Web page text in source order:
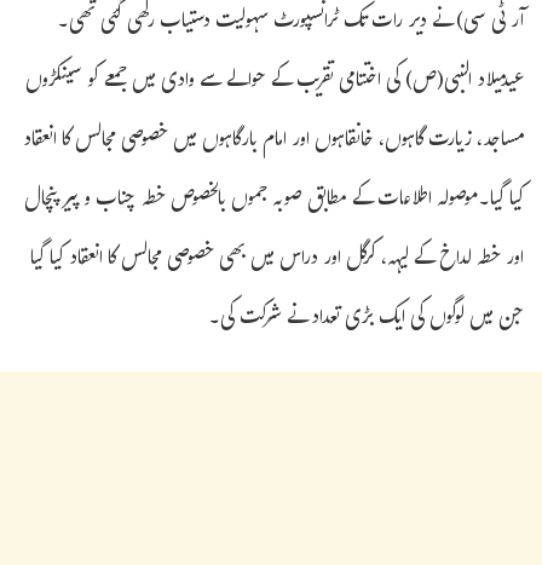
آر ٹی سی) نے دیر رات تک ٹرانسپورٹ سہولیت دستیاب رکھی گئی تھی۔
عیدمیلاد النبی(ص) کی اختتامی تقریب کے حوالے سے وادی میں جمعے کو سینکڑوں
مساجد، زیارت گاہوں، خانقاہوں اور امام بارگاہوں میں خصوصی مجالس کا انعقاد
کیا گیا۔موصولہ اطلاعات کے مطابق صوبہ جموں بالخصوص خطہ چناب و پیر پنچال
اور خطہ لداخ کے لیہہ، کرگل اور دراس میں بھی خصوصی مجالس کا انعقاد کیا گیا
جن میں لوگوں کی ایک بڑی تعداد نے شرکت کی۔